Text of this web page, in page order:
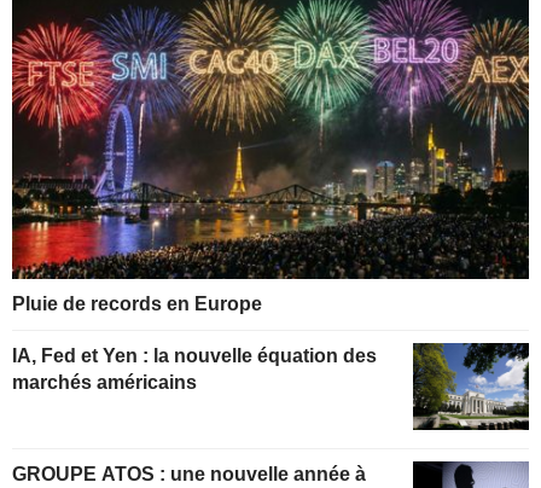
Pluie de records en Europe
IA, Fed et Yen : la nouvelle équation des
marchés américains
GROUPE ATOS : une nouvelle année à